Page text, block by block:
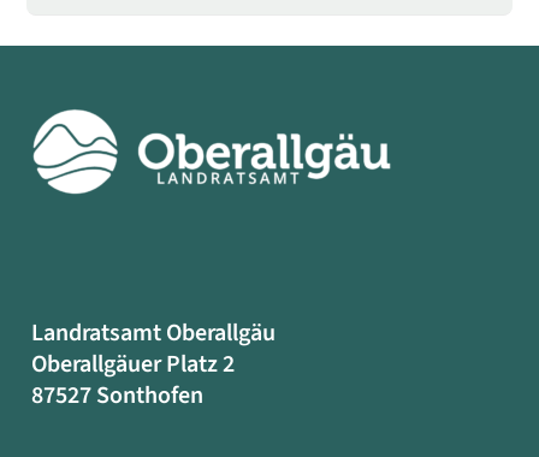
Landratsamt Oberallgäu
Oberallgäuer Platz 2
87527 Sonthofen